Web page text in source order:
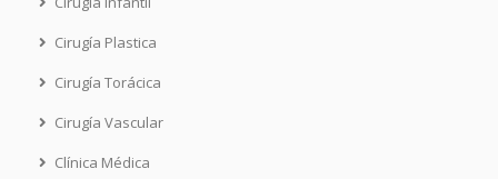
Cirugía Plastica
Cirugía Torácica
Cirugía Vascular
Clínica Médica